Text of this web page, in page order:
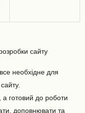
сайту
необхідне для
готовий до роботи
доповнювати та